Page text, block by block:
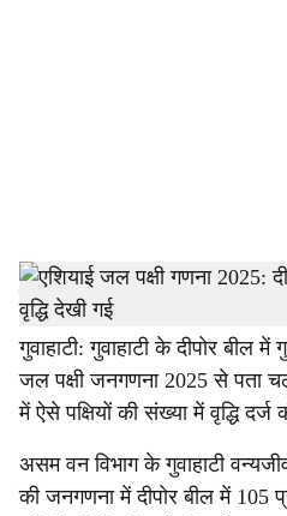
h
a
r
स्टाफ रिपोर्टर
गुवाहाटी: गुवाहाटी के दीपोर बील
जल पक्षी जनगणना 2025 से पता
में ऐसे पक्षियों की संख्या में वृद्धि दर्ज
असम वन विभाग के गुवाहाटी
की जनगणना में दीपोर बील में 105